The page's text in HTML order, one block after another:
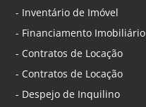
- Inventário de Imóvel
- Financiamento Imobiliário
- Contratos de Locação
- Contratos de Locação
- Despejo de Inquilino